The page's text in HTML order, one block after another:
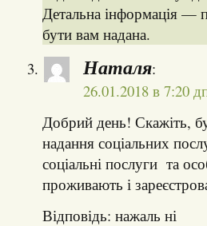
Детальна інформація —
бути вам надана.
Наталя:
26.01.2018 в 7:20
Добрий день! Скажіть,
надання соціальних
соціальні послуги та
проживають і
Відповідь: нажаль ні